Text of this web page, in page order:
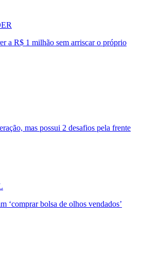
a R$ 1 milhão sem arriscar o próprio
mas possui 2 desafios pela frente
‘comprar bolsa de olhos vendados’